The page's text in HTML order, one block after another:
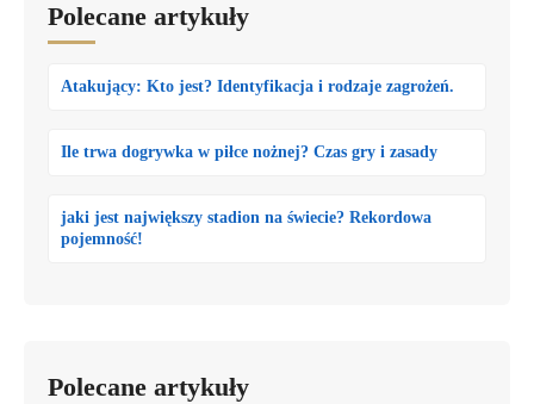
Polecane artykuły
Atakujący: Kto jest? Identyfikacja i rodzaje zagrożeń.
Ile trwa dogrywka w piłce nożnej? Czas gry i zasady
jaki jest największy stadion na świecie? Rekordowa
pojemność!
Polecane artykuły